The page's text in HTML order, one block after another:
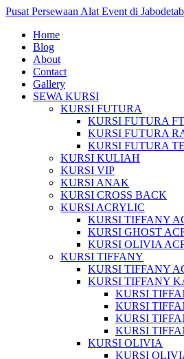
Pusat Persewaan Alat Event di
Home
Blog
About
Contact
Gallery
SEWA KURSI
KURSI FUTURA
KURSI FUTURA
KURSI FUTURA
KURSI FUTURA
KURSI KULIAH
KURSI VIP
KURSI ANAK
KURSI CROSS BACK
KURSI ACRYLIC
KURSI TIFFANY
KURSI GHOST
KURSI OLIVIA
KURSI TIFFANY
KURSI TIFFANY
KURSI TIFFANY
KURSI
KURSI
KURSI
KURSI
KURSI OLIVIA
KURSI